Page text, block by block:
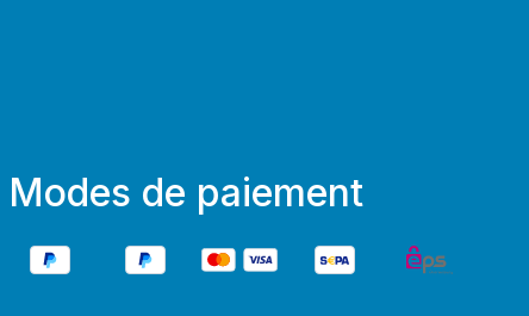
Modes de paiement